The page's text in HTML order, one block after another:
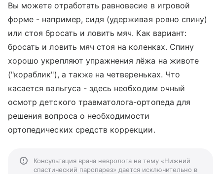
Вы можете отработать равновесие в игровой
форме - например, сидя (удерживая ровно спину)
или стоя бросать и ловить мяч. Как вариант:
бросать и ловить мяч стоя на коленках. Спину
хорошо укрепляют упражнения лёжа на животе
("кораблик"), а также на четвереньках. Что
касается вальгуса - здесь необходим очный
осмотр детского травматолога-ортопеда для
решения вопроса о необходимости
ортопедических средств коррекции.
Консультация врача невролога на тему «Нижний
спастический паропарез» дается исключительно в